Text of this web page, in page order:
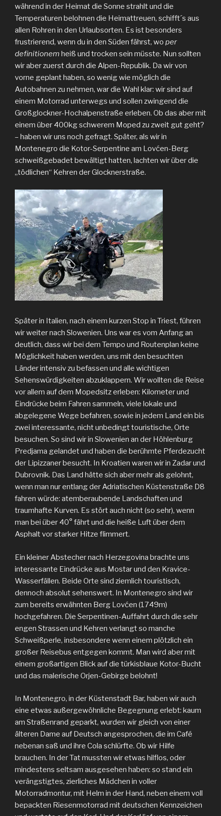
während in der Heimat die Sonne strahlt und die
Temperaturen belohnen die Heimattreuen, schifft´s aus
allen Rohren in den Urlaubsorten. Es ist besonders
frustrierend, wenn du in den Süden fährst, wo per
definitionem heiß und trocken sein müsste. Nun sollten
wir aber zuerst durch die Alpen-Republik. Da wir von
vorne geplant haben, so wenig wie möglich die
Autobahnen zu nehmen, war die Wahl klar: wir sind auf
einem Motorrad unterwegs und sollen zwingend die
Großglockner-Hochalpenstraße erleben. Ob das aber mit
einem über 400kg schwerem Moped zu zweit gut geht?
– haben wir uns noch gefragt. Später, als wir in
Montenegro die Kotor-Serpentine am Lovćen-Berg
schweißgebadet bewältigt hatten, lachten wir über die
„tödlichen“ Kehren der Glocknerstraße.
Später in Italien, nach einem kurzen Stop in Triest, führen
wir weiter nach Slowenien. Uns war es vom Anfang an
deutlich, dass wir bei dem Tempo und Routenplan keine
Möglichkeit haben werden, uns mit den besuchten
Länder intensiv zu befassen und alle wichtigen
Sehenswürdigkeiten abzuklappern. Wir wollten die Reise
vor allem auf dem Mopedsitz erleben: Kilometer und
Eindrücke beim Fahren sammeln, viele lokale und
abgelegene Wege befahren, sowie in jedem Land ein bis
zwei interessante, nicht unbedingt touristische, Orte
besuchen. So sind wir in Slowenien an der Höhlenburg
Predjama gelandet und haben die berühmte Pferdezucht
der Lipizzaner besucht. In Kroatien waren wir in Zadar und
Dubrovnik. Das Land hätte sich aber mehr als gelohnt,
wenn man nur entlang der Adriatischen Küstenstraße D8
fahren würde: atemberaubende Landschaften und
traumhafte Kurven. Es stört auch nicht (so sehr), wenn
man bei über 40° fährt und die heiße Luft über dem
Asphalt vor starker Hitze flimmert.
Ein kleiner Abstecher nach Herzegovina brachte uns
interessante Eindrücke aus Mostar und den Kravice-
Wasserfällen. Beide Orte sind ziemlich touristisch,
dennoch absolut sehenswert. In Montenegro sind wir
zum bereits erwähnten Berg Lovćen (1749m)
hochgefahren. Die Serpentinen-Auffahrt durch die sehr
engen Strassen und Kehren verlangt so manche
Schweißperle, insbesondere wenn einem plötzlich ein
großer Reisebus entgegen kommt. Man wird aber mit
einem großartigen Blick auf die türkisblaue Kotor-Bucht
und das malerische Orjen-Gebirge belohnt!
In Montenegro, in der Küstenstadt Bar, haben wir auch
eine etwas außergewöhnliche Begegnung erlebt: kaum
am Straßenrand geparkt, wurden wir gleich von einer
älteren Dame auf Deutsch angesprochen, die im Café
nebenan saß und ihre Cola schlürfte. Ob wir Hilfe
brauchen. In der Tat mussten wir etwas hilflos, oder
mindestens seltsam ausgesehen haben: so stand ein
verängstigtes, zierliches Mädchen in voller
Motorradmontur, mit Helm in der Hand, neben einem voll
bepackten Riesenmotorrad mit deutschen Kennzeichen